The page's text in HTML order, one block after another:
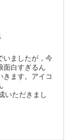
いましたが，今
面白すぎるん
きます。アイコ
いただきまし